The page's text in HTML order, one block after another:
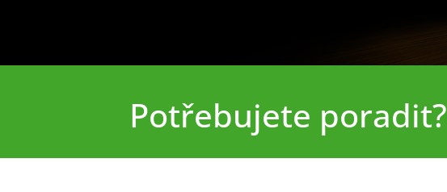
Potřebujete poradit?